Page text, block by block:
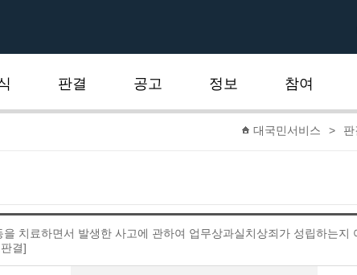
판결 공고 정보 참여
대국민서비스 > 판
치료하면서 발생한 사고에 관하여 업무상과실치상죄가 성립하는지
결]